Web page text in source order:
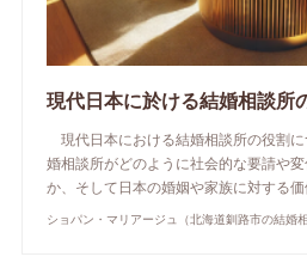
現代日本に於ける結婚相談所
現代日本における結婚相談所の役割
婚相談所がどのように社会的な要請や
か、そして日本の婚姻や家族に対する